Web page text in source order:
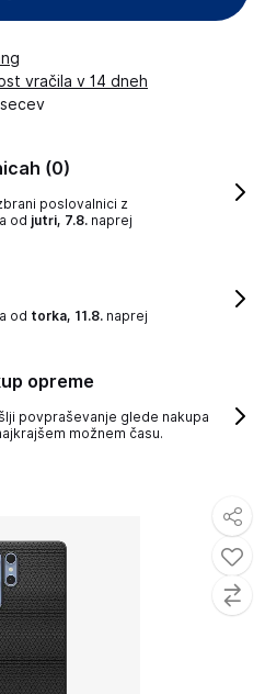
vračila v 14 dneh
(0)
poslovalnici z
od jutri, 7.8. naprej
od torka, 11.8. naprej
opreme
povpraševanje glede nakupa
možnem času.